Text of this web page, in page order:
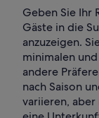
Geben Sie Ihr
Gäste in die
anzuzeigen.
minimalen
andere
nach Saison
variieren,